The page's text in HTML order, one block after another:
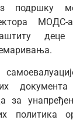
подршку
МОДС-
документа
за
политика